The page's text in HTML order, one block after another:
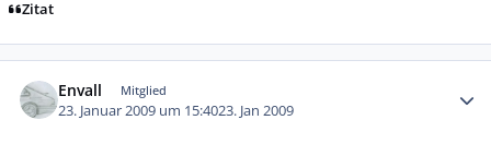
Zitat
Envall Mitglied
23. Januar 2009 um 15:4023. Jan 2009